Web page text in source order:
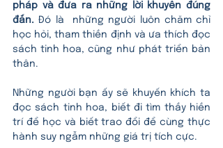
pháp và đưa ra những lời khuyên đúng
đắn. Đó là  những người luôn chăm chỉ
học hỏi, tham thiền định và ưa thích đọc
sách tinh hoa, cũng như phát triển bản
thân.
Những người bạn ấy sẽ khuyến khích ta
đọc sách tinh hoa, biết đi tìm thầy hiền
trí để học và biết trao đổi để cùng thực
hành suy ngẫm những giá trị tích cực.